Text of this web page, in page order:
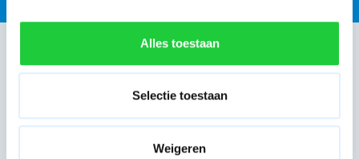
Alles toestaan
Selectie toestaan
Weigeren
De juiste steiger kopen?
op zoek bent naar eenrolsteiger,kamersteiger, of een
betaal je vandaag voor 13:00 uur via de webshop dan